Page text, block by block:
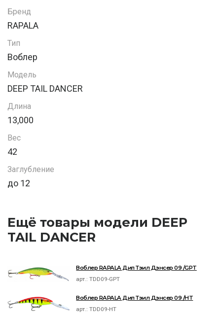
Бренд
RAPALA
Тип
Воблер
Модель
DEEP TAIL DANCER
Длина
13,000
Вес
42
Заглубление
до 12
Ещё товары модели DEEP
TAIL DANCER
Воблер RAPALA Дип Тэил Дэнсер 09 /GPT
арт.:TDD09-GPT
Воблер RAPALA Дип Тэил Дэнсер 09 /HT
арт.:TDD09-HT